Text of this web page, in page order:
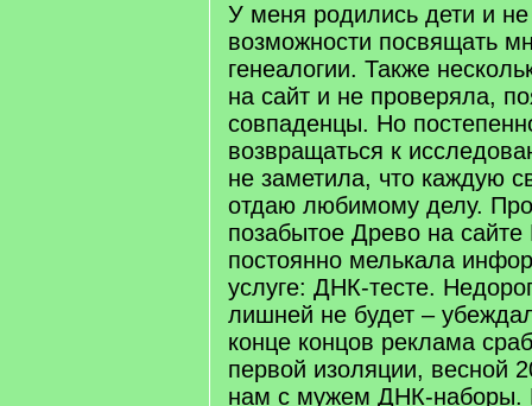
У меня родились дети и
возможности посвящать
генеалогии. Также
на сайт и не проверяла,
совпаденцы. Но
возвращаться к
не заметила, что каждую
отдаю любимому делу.
позабытое Древо на сайте
постоянно мелькала
услуге: ДНК-тесте.
лишней не будет –
конце концов реклама
первой изоляции, весной
нам с мужем ДНК-наборы.